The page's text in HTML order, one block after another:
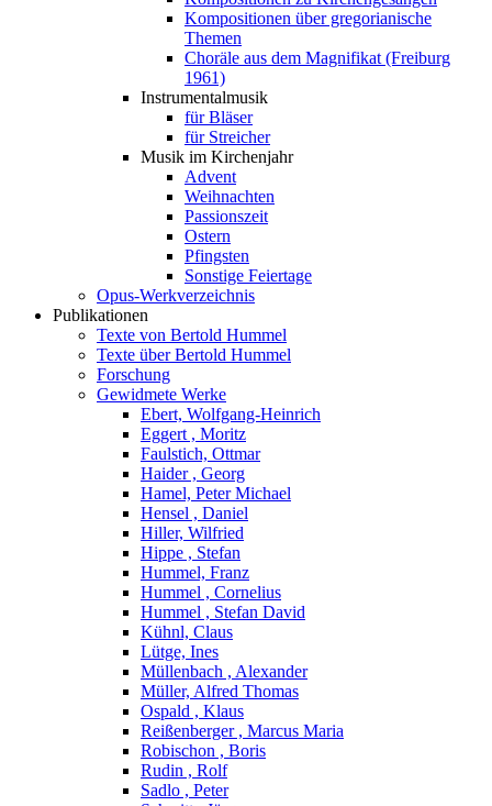
Kompositionen über gregorianische
Themen
Choräle aus dem Magnifikat (Freiburg
1961)
Instrumentalmusik
für Bläser
für Streicher
Musik im Kirchenjahr
Advent
Weihnachten
Passionszeit
Ostern
Pfingsten
Sonstige Feiertage
Opus-Werkverzeichnis
Publikationen
Texte von Bertold Hummel
Texte über Bertold Hummel
Forschung
Gewidmete Werke
Ebert, Wolfgang-Heinrich
Eggert , Moritz
Faulstich, Ottmar
Haider , Georg
Hamel, Peter Michael
Hensel , Daniel
Hiller, Wilfried
Hippe , Stefan
Hummel, Franz
Hummel , Cornelius
Hummel , Stefan David
Kühnl, Claus
Lütge, Ines
Müllenbach , Alexander
Müller, Alfred Thomas
Ospald , Klaus
Reißenberger , Marcus Maria
Robischon , Boris
Rudin , Rolf
Sadlo , Peter